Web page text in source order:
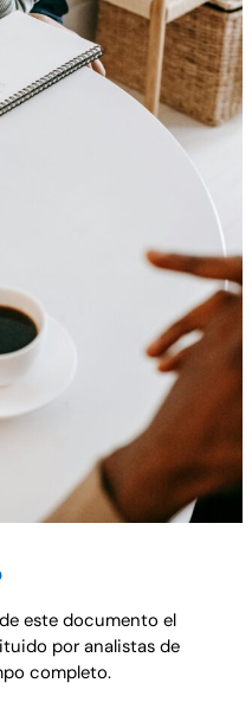
este documento el
por analistas de
completo.